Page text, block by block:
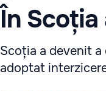
În
Scoția a devenit a
adoptat